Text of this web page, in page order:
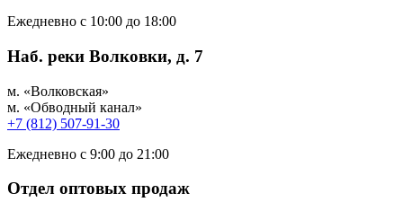
Ежедневно с 10:00 до 18:00
Наб. реки Волковки, д. 7
м. «Волковская»
м. «Обводный канал»
+7 (812) 507-91-30
Ежедневно с 9:00 до 21:00
Отдел оптовых продаж